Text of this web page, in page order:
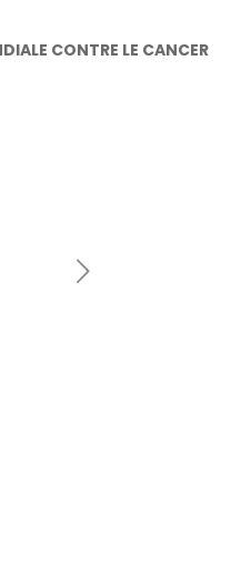
CONTRE LE CANCER